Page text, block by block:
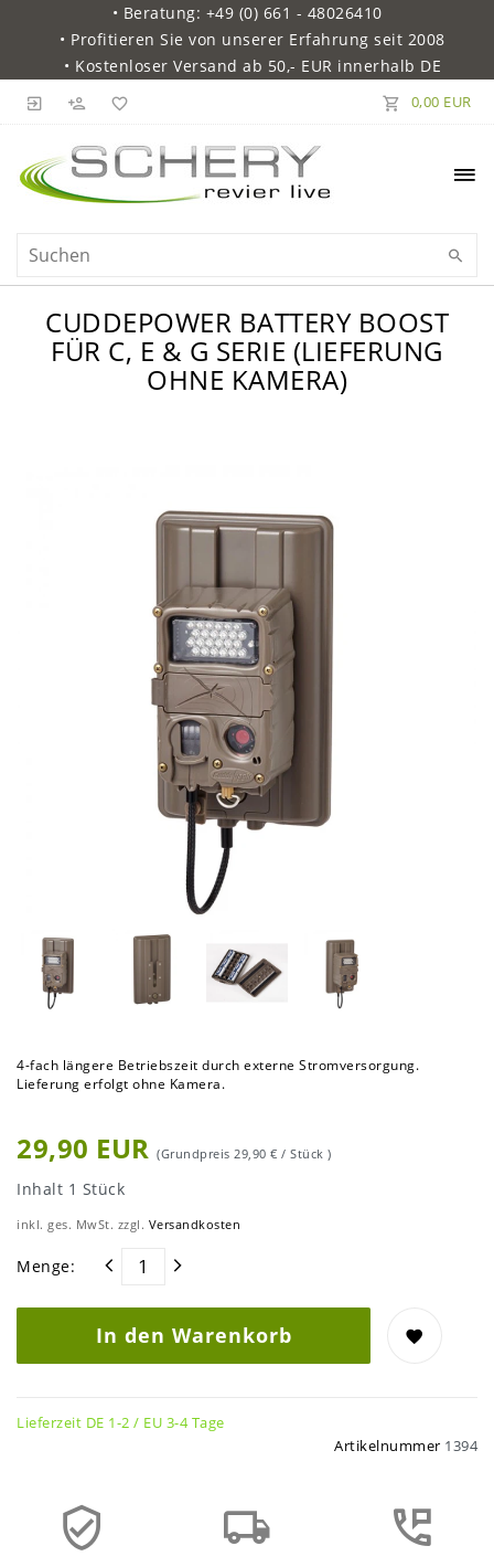
• Beratung: +49 (0) 661 - 48026410
• Profitieren Sie von unserer Erfahrung seit 2008
• Kostenloser Versand ab 50,- EUR innerhalb DE
0,00 EUR
CUDDEPOWER BATTERY BOOST
FÜR C, E & G SERIE (LIEFERUNG
OHNE KAMERA)
4-fach längere Betriebszeit durch externe Stromversorgung.
Lieferung erfolgt ohne Kamera.
29,90 EUR (Grundpreis 29,90 € / Stück )
Inhalt 1 Stück
inkl. ges. MwSt. zzgl. Versandkosten
Menge:
In den Warenkorb
Lieferzeit DE 1-2 / EU 3-4 Tage
Artikelnummer 1394